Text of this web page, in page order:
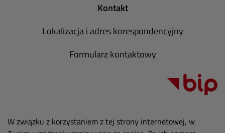
Kontakt
Lokalizacja i adres korespondencyjny
Formularz kontaktowy
W związku z korzystaniem z tej strony internetowej, w